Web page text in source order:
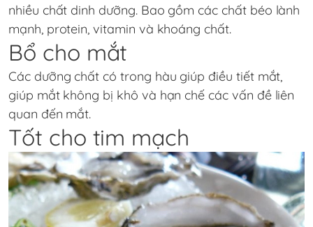
nhiều chất dinh dưỡng. Bao gồm các chất béo lành
mạnh, protein, vitamin và khoáng chất.
Bổ cho mắt
Các dưỡng chất có trong hàu giúp điều tiết mắt,
giúp mắt không bị khô và hạn chế các vấn đề liên
quan đến mắt.
Tốt cho tim mạch